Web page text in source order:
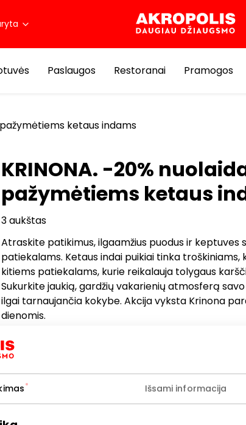
Išsami informacija
Paslaugos Restoranai Pramogos
pažymėtiems ketaus indams
KRINONA. -20%
pažymėtiems ketaus
3 aukštas
Atraskite patikimus, ilgaamžius puodus ir keptuves
patiekalams. Ketaus indai puikiai tinka
kitiems patiekalams, kurie reikalauja tolygaus
Sukurkite jaukią, gardžių vakarienių atmosferą
ilgai tarnaujančia kokybe. Akcija vyksta Krinona
dienomis.
Prekybos ir pramogų centre „AKROPOLIS“
bei kitas aktualias sąlygas. Stengiamės kuo
informaciją, tačiau, jei kyla neatitikimų tarp